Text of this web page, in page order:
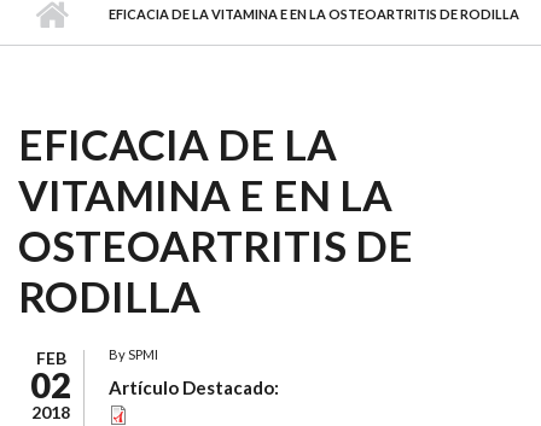
EFICACIA DE LA VITAMINA E EN LA OSTEOARTRITIS DE RODILLA
EFICACIA DE LA
VITAMINA E EN LA
OSTEOARTRITIS DE
RODILLA
FEB
02
2018
BySPMI
Artículo Destacado: